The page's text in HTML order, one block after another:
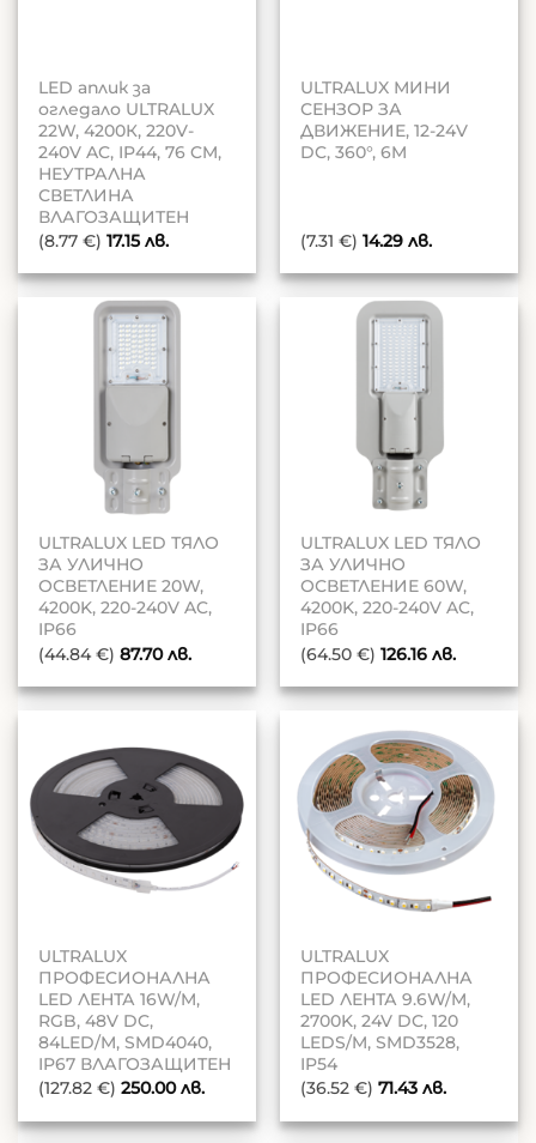
LED аплик за
огледало ULTRALUX
22W, 4200К, 220V-
240V AC, IP44, 76 CM,
НЕУТРАЛНА
СВЕТЛИНА
ВЛАГОЗАЩИТЕН
(8.77 €) 17.15лв.
ULTRALUX МИНИ
СЕНЗОР ЗА
ДВИЖЕНИЕ, 12-24V
DC, 360°, 6M
(7.31 €) 14.29лв.
ULTRALUX LED ТЯЛО
ЗА УЛИЧНО
ОСВЕТЛЕНИЕ 20W,
4200K, 220-240V AC,
IP66
(44.84 €) 87.70лв.
ULTRALUX LED ТЯЛО
ЗА УЛИЧНО
ОСВЕТЛЕНИЕ 60W,
4200K, 220-240V AC,
IP66
(64.50 €) 126.16лв.
ULTRALUX
ПРОФЕСИОНАЛНА
LED ЛЕНТА 16W/M,
RGB, 48V DC,
84LED/M, SMD4040,
IP67 ВЛАГОЗАЩИТЕН
(127.82 €) 250.00лв.
ULTRALUX
ПРОФЕСИОНАЛНА
LED ЛЕНТА 9.6W/M,
2700K, 24V DC, 120
LEDS/M, SMD3528,
IP54
(36.52 €) 71.43лв.